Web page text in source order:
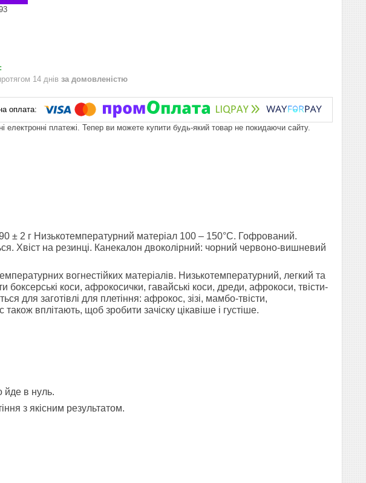
14 днів за домовленістю
електронні платежі. Тепер ви можете купити будь-який товар не покидаючи сайту.
± 2 г Низькотемпературний матеріал 100 – 150°С. Гофрований.
Хвіст на резинці. Канекалон двоколірний: чорний червоно-вишневий
вогнестійких матеріалів. Низькотемпературний, легкий та
боксерські коси, афрокосички, гавайські коси, дреди, афрокоси, твісти-
для заготівлі для плетіння: афрокос, зізі, мамбо-твісти,
вплітають, щоб зробити зачіску цікавіше і густіше.
йде в нуль.
з якісним результатом.